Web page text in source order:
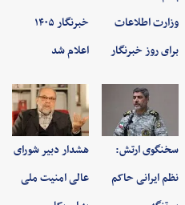
وزارت اطلاعات
برای روز خبرنگار
خبرنگار ۱۴۰۵
اعلام شد
سخنگوی ارتش:
نظم ایرانی حاکم
هشدار دبیر شورای
عالی امنیت ملی